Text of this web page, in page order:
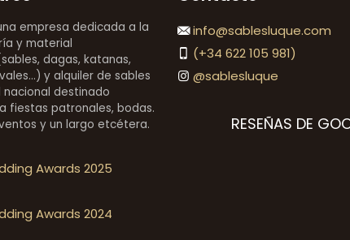
empresa dedicada a la
y material
dagas, katanas,
y alquiler de sables
destinado
fiestas patronales, bodas.
y un largo etcétera.
info@sablesluque.com
(+34 622 105 981)
@sablesluque
RESEÑAS DE